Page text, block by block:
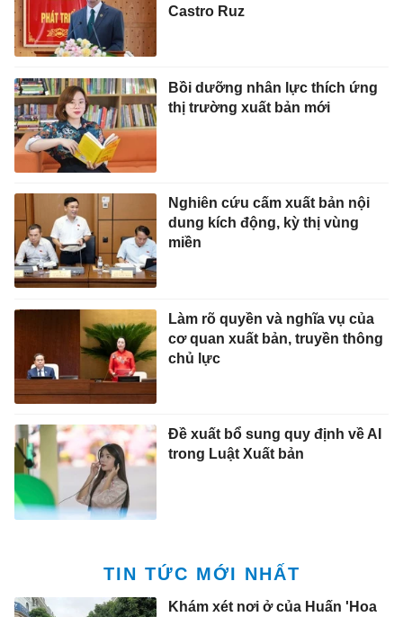
Castro Ruz
Bồi dưỡng nhân lực thích ứng
thị trường xuất bản mới
Nghiên cứu cấm xuất bản nội
dung kích động, kỳ thị vùng
miền
Làm rõ quyền và nghĩa vụ của
cơ quan xuất bản, truyền thông
chủ lực
Đề xuất bổ sung quy định về AI
trong Luật Xuất bản
TIN TỨC MỚI NHẤT
Khám xét nơi ở của Huấn 'Hoa